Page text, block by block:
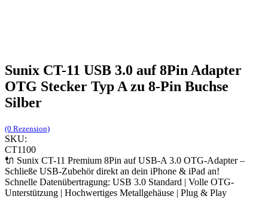
Sunix CT-11 USB 3.0 auf 8Pin Adapter
OTG Stecker Typ A zu 8-Pin Buchse
Silber
(0 Rezension)
SKU:
CT1100
🔌 Sunix CT-11 Premium 8Pin auf USB-A 3.0 OTG-Adapter –
Schließe USB-Zubehör direkt an dein iPhone & iPad an!
Schnelle Datenübertragung: USB 3.0 Standard | Volle OTG-
Unterstützung | Hochwertiges Metallgehäuse | Plug & Play